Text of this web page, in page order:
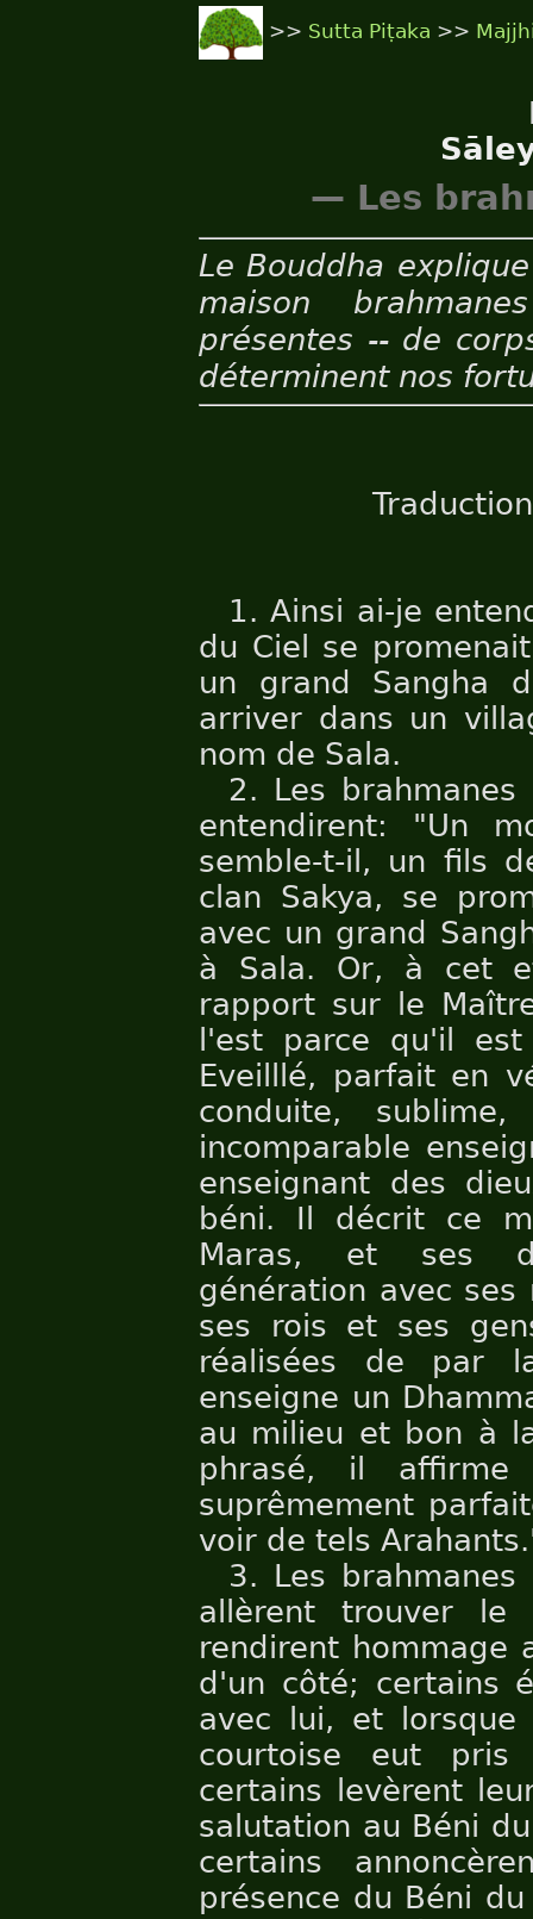
>> Sutta Piṭaka >>
— Les
Le Bouddha
maison
présentes -- de
déterminent nos
1. Ainsi ai-je
du Ciel se
un grand Sangha
arriver dans un
nom de Sala.
2. Les
entendirent: "Un
semble-t-il, un fils
clan Sakya, se
avec un grand
à Sala. Or, à cet
rapport sur le
l'est parce qu'il
Eveilllé, parfait en
conduite,
incomparable
enseignant des
béni. Il décrit ce
Maras, et ses
génération avec
ses rois et ses
réalisées de par
enseigne un
au milieu et bon à
phrasé, il
suprêmement
voir de tels
3. Les
allèrent trouver
rendirent hommage
d'un côté; certains
avec lui, et lorsque
courtoise eut
certains levèrent
salutation au Béni
certains
présence du Béni